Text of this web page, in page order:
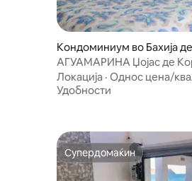
Кондоминиум во Бахија
ино
АГУАМАРИНА Џојас де
Нуево стан
Локација · Однос цена/
Удобности
Супердомаќин
Супердомаќин